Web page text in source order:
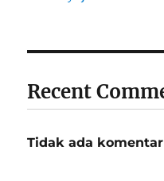
Recent
Tidak ada